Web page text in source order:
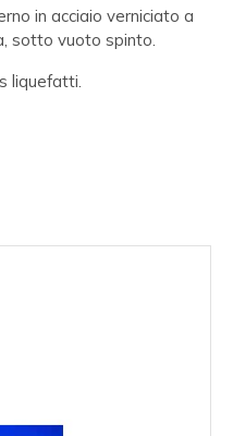
in acciaio verniciato a
sotto vuoto spinto.
liquefatti.